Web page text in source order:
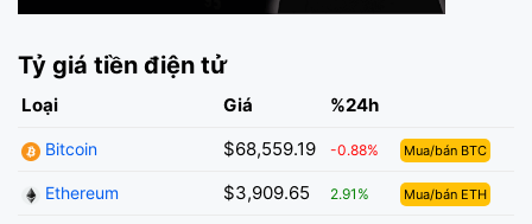
Tỷ giá tiền điện tử
Loại Giá %24h
Bitcoin $68,559.19 -0.88% Mua/bán BTC
Ethereum $3,909.65 2.91% Mua/bán ETH